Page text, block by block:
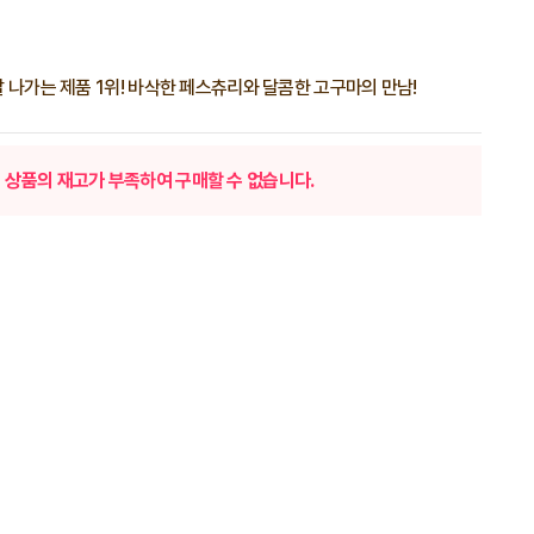
나가는 제품 1위! 바삭한 페스츄리와 달콤한 고구마의 만남!
상품의 재고가 부족하여 구매할 수 없습니다.